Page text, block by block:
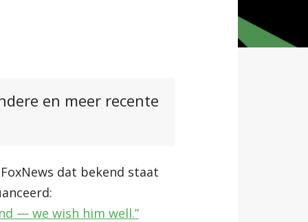
en meer recente
dat bekend staat
— we wish him well.”